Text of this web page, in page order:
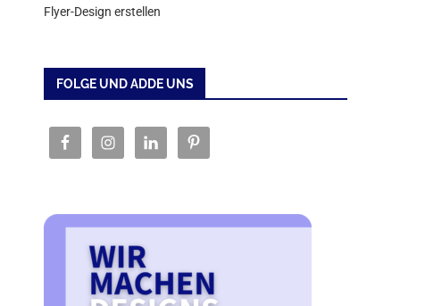
Flyer-Design erstellen
FOLGE UND ADDE UNS